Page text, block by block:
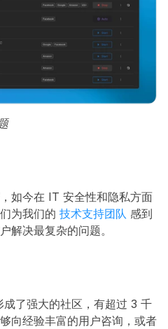
如今在 IT 安全性和隐私方面
为我们的 技术支持团队 感到
解决最复杂的问题。
成了强大的社区，有超过 3 千
向经验丰富的用户咨询，或者